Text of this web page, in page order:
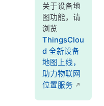
关于设备地
图功能，请
浏览
ThingsClou
d 全新设备
地图上线，
助力物联网
位置服务